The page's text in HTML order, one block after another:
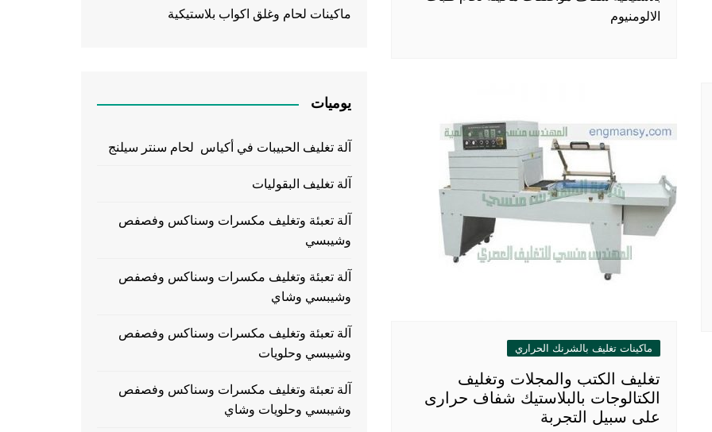
الالومنيوم
ماكينات تغليف بالشرنك الحراري
تغليف الكتب والمجلات وتغليف
الكتالوجات بالبلاستيك شفاف حرارى
على سبيل التجربة
ماكينات لحام وغلق اكواب بلاستيكية
يوميات
آلة تغليف الحبيبات في أكياس لحام سنتر سيلنج
آلة تغليف البقوليات
آلة تعبئة وتغليف مكسرات وسناكس وفصفص
وشيبسي
آلة تعبئة وتغليف مكسرات وسناكس وفصفص
وشيبسي وشاي
آلة تعبئة وتغليف مكسرات وسناكس وفصفص
وشيبسي وحلويات
آلة تعبئة وتغليف مكسرات وسناكس وفصفص
وشيبسي وحلويات وشاي